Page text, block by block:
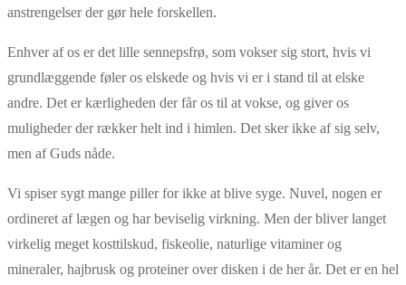
anstrengelser der gør hele forskellen.
Enhver af os er det lille sennepsfrø, som vokser sig stort, hvis vi
grundlæggende føler os elskede og hvis vi er i stand til at elske
andre. Det er kærligheden der får os til at vokse, og giver os
muligheder der rækker helt ind i himlen. Det sker ikke af sig selv,
men af Guds nåde.
Vi spiser sygt mange piller for ikke at blive syge. Nuvel, nogen er
ordineret af lægen og har beviselig virkning. Men der bliver langet
virkelig meget kosttilskud, fiskeolie, naturlige vitaminer og
mineraler, hajbrusk og proteiner over disken i de her år. Det er en hel